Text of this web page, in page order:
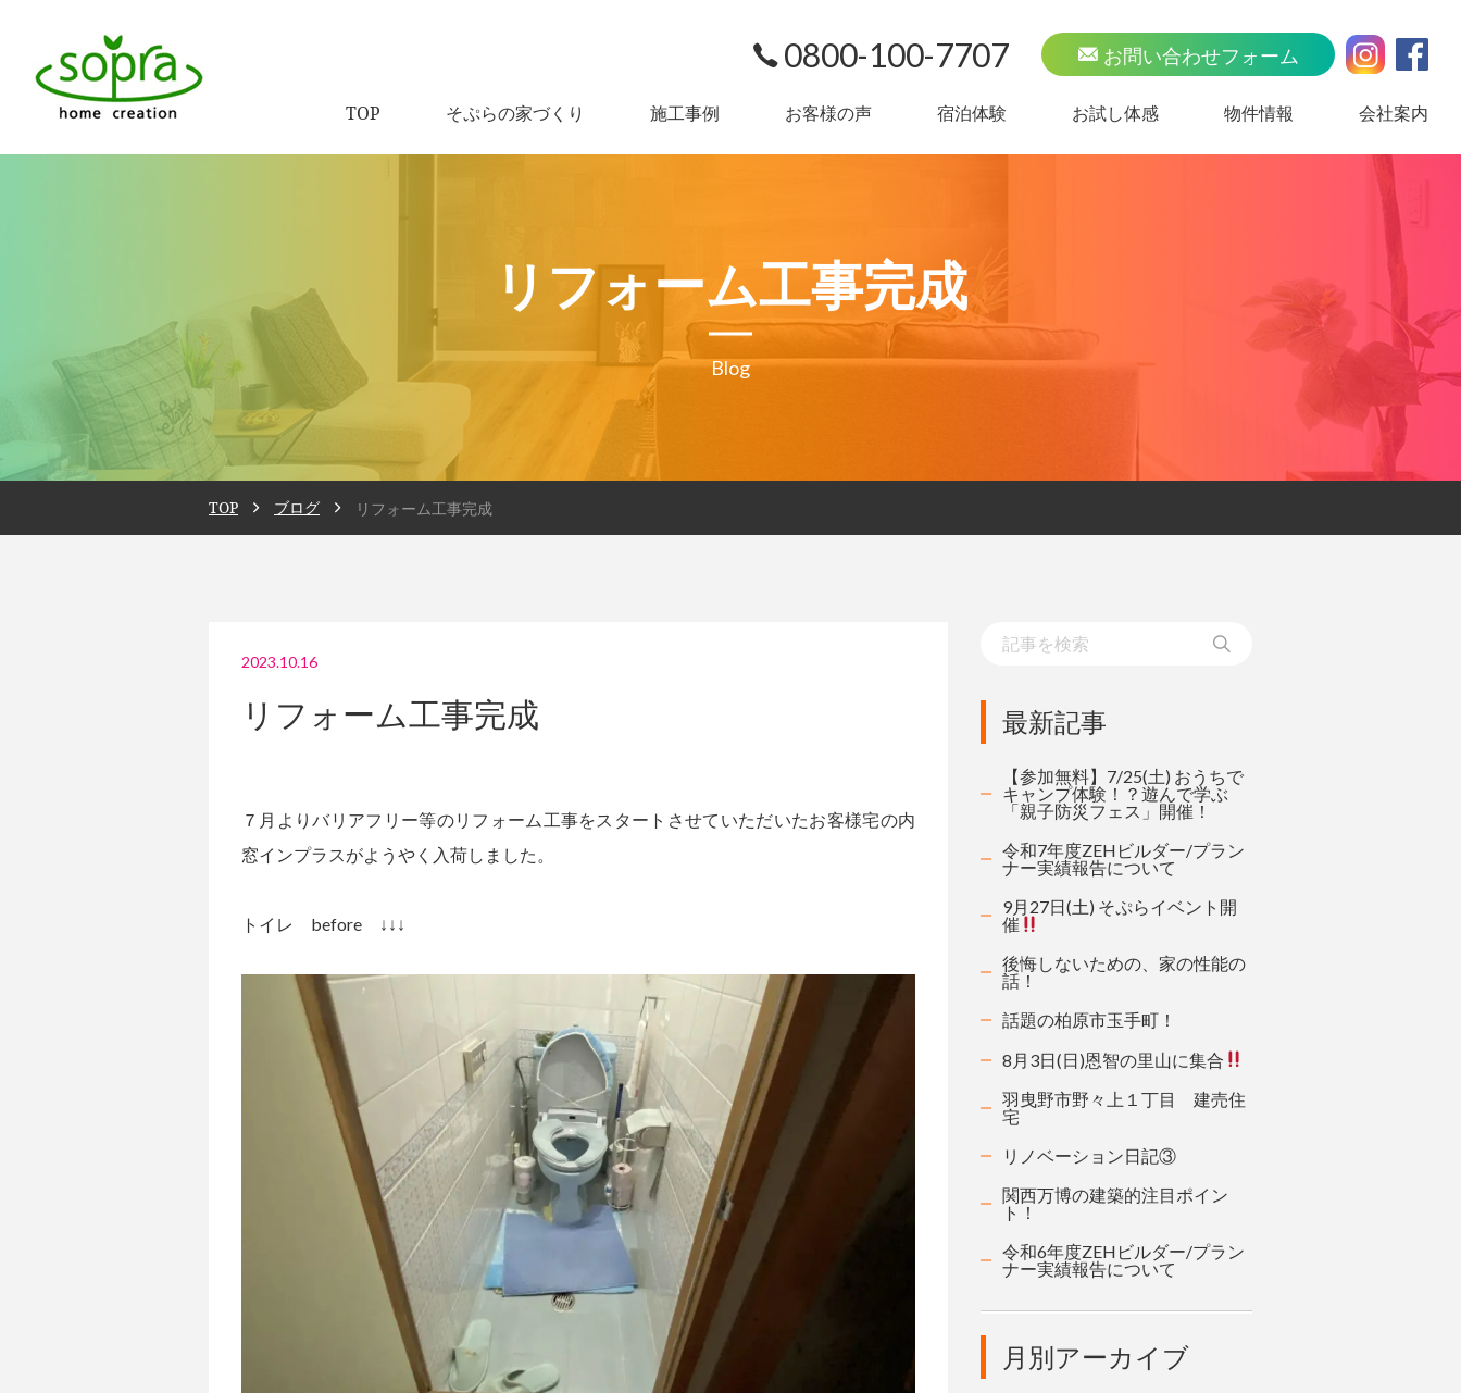
0800-100-7707 お問い合わせフォーム
TOP そぷらの家づくり 施工事例 お客様の声 宿泊体験 お試し体感 物件情報 会社案内
リフォーム工事完成
Blog
TOP ブログ リフォーム工事完成
2023.10.16
リフォーム工事完成
７月よりバリアフリー等のリフォーム工事をスタートさせていただいたお客様宅の内
窓インプラスがようやく入荷しました。
トイレ before ↓↓↓
最新記事
【参加無料】7/25(土) おうちで
キャンプ体験！？遊んで学ぶ
「親子防災フェス」開催！
令和7年度ZEHビルダー/プラン
ナー実績報告について
9月27日(土) そぷらイベント開
催
後悔しないための、家の性能の
話！
話題の柏原市玉手町！
8月3日(日)恩智の里山に集合
羽曳野市野々上１丁目 建売住
宅
リノベーション日記③
関西万博の建築的注目ポイン
ト！
令和6年度ZEHビルダー/プラン
ナー実績報告について
月別アーカイブ